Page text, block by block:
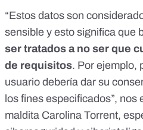
“Estos datos son
sensible y esto significa que
ser tratados a no ser que
de requisitos. Por ejemplo,
usuario debería dar su
los fines especificados”,
maldita Carolina Torrent,